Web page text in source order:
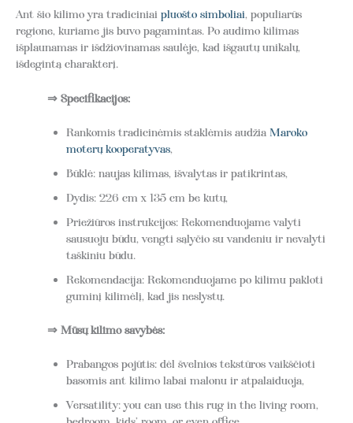
Ant šio kilimo yra tradiciniai pluošto simboliai, populiarūs
regione, kuriame jis buvo pagamintas. Po audimo kilimas
išplaunamas ir išdžiovinamas saulėje, kad išgautų unikalų,
išdegintą charakterį.
⇒ Specifikacijos:
Rankomis tradicinėmis staklėmis audžia Maroko
moterų kooperatyvas,
Būklė: naujas kilimas, išvalytas ir patikrintas,
Dydis: 226 cm x 135 cm be kutų,
Priežiūros instrukcijos: Rekomenduojame valyti
sausuoju būdu, vengti sąlyčio su vandeniu ir nevalyti
taškiniu būdu.
Rekomendacija: Rekomenduojame po kilimu pakloti
guminį kilimėlį, kad jis neslystų.
⇒ Mūsų kilimo savybės:
Prabangos pojūtis: dėl švelnios tekstūros vaikščioti
basomis ant kilimo labai malonu ir atpalaiduoja,
Versatility: you can use this rug in the living room,